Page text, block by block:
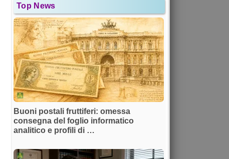
Top News
Buoni postali fruttiferi: omessa
consegna del foglio informatico
analitico e profili di …